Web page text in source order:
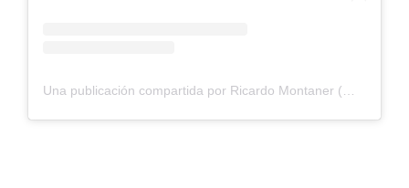
Una publicación compartida por Ricardo Montaner (@montaner)